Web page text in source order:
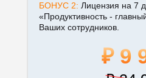
БОНУС 2: Лицензия на 7
«Продуктивность -
Ваших сотрудников.
₽ 9